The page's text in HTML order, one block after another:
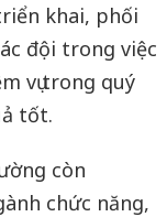
khai, phối
đội trong việc
vụ trong quý
tốt.
còn
chức năng,